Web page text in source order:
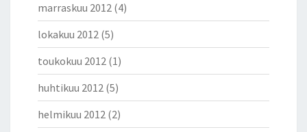
marraskuu 2012 (4)
lokakuu 2012 (5)
toukokuu 2012 (1)
huhtikuu 2012 (5)
helmikuu 2012 (2)